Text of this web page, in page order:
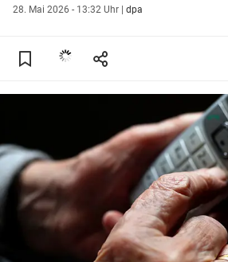
28. Mai 2026 - 13:32 Uhr | dpa